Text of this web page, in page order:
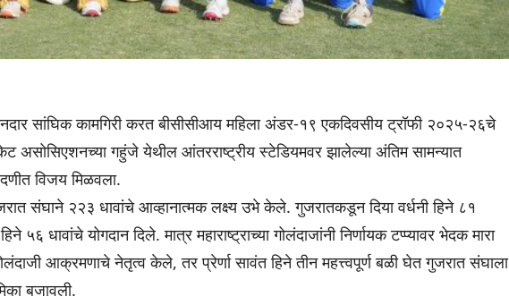
सांघिक कामगिरी करत बीसीसीआय महिला अंडर-१९ एकदिवसीय ट्रॉफी २०२५-२६चे
असोसिएशनच्या गहुंजे येथील आंतरराष्ट्रीय स्टेडियमवर झालेल्या अंतिम सामन्यात
विजय मिळवला.
संघाने २२३ धावांचे आव्हानात्मक लक्ष्य उभे केले. गुजरातकडून दिया वर्धनी हिने ८१
५६ धावांचे योगदान दिले. मात्र महाराष्ट्राच्या गोलंदाजांनी निर्णायक टप्प्यावर भेदक मारा
आक्रमणाचे नेतृत्व केले, तर प्रेर्णा सावंत हिने तीन महत्त्वपूर्ण बळी घेत गुजरात संघाला
बजावली.